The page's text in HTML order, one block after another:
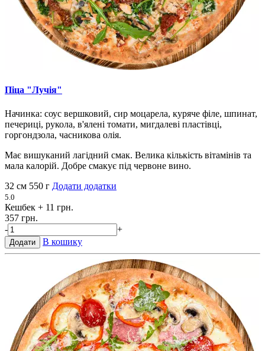
Піца "Лучія"
Начинка: соус вершковий, сир моцарела, куряче філе, шпинат,
печериці, рукола, в'ялені томати, мигдалеві пластівці,
горгондзола, часникова олія.
Має вишуканий лагідний смак. Велика кількість вітамінів та
мала калорій. Добре смакує під червоне вино.
32 см 550 г Додати додатки
5.0
Кешбек + 11 грн.
357 грн.
-
+
Додати В кошику